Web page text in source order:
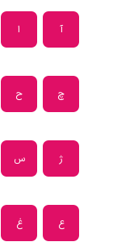
آ ا
چ ح
ژ س
ع غ